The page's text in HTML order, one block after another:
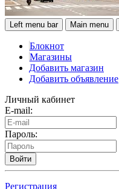
Left menu bar Main menu
Блокнот
Магазины
Добавить магазин
Добавить объявление
Личный кабинет
E-mail:
Пароль:
Войти
Регистрация